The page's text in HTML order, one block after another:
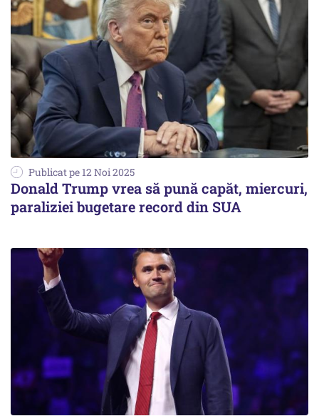
Publicat pe 12 Noi 2025
Donald Trump vrea să pună capăt, miercuri,
paraliziei bugetare record din SUA